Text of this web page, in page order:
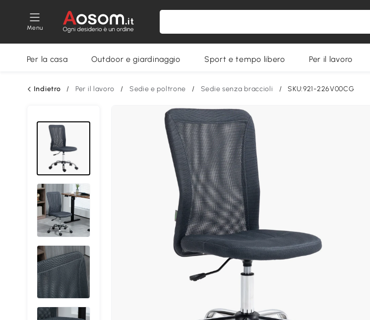
Menu
Per la casa Outdoor e giardinaggio Sport e tempo libero Per il lavoro
Indietro / Per il lavoro / Sedie e poltrone / Sedie senza braccioli / SKU:921-226V00CG